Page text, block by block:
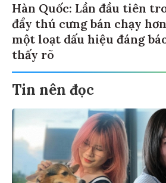
Hàn Quốc: Lần đầu tiên
đẩy thú cưng bán chạy
một loạt dấu hiệu đáng
thấy rõ
Tin nên đọc